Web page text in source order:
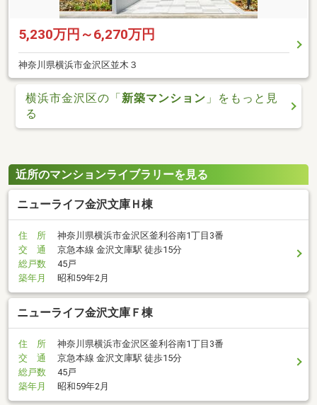
5,230万円～6,270万円
神奈川県横浜市金沢区並木３
横浜市金沢区の「新築マンション 」をもっと見
る
近所のマンションライブラリーを見る
ニューライフ金沢文庫Ｈ棟
住 所
神奈川県横浜市金沢区釜利谷南1丁目3番
交 通
京急本線 金沢文庫駅 徒歩15分
総戸数
45戸
築年月
昭和59年2月
ニューライフ金沢文庫Ｆ棟
住 所
神奈川県横浜市金沢区釜利谷南1丁目3番
交 通
京急本線 金沢文庫駅 徒歩15分
総戸数
45戸
築年月
昭和59年2月